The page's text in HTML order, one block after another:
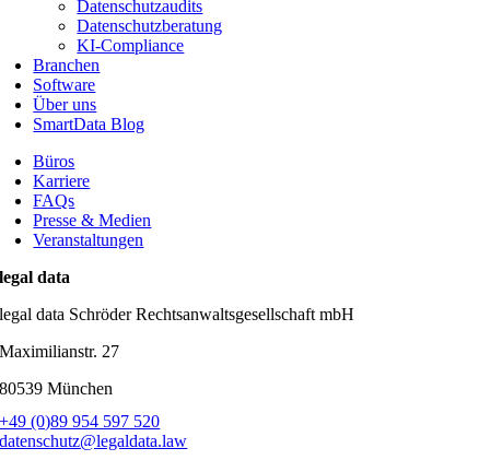
Datenschutzaudits
Datenschutzberatung
KI-Compliance
Branchen
Software
Über uns
SmartData Blog
Büros
Karriere
FAQs
Presse & Medien
Veranstaltungen
legal data
legal data Schröder Rechtsanwaltsgesellschaft mbH
Maximilianstr. 27
80539 München
+49 (0)89 954 597 520
datenschutz@legaldata.law